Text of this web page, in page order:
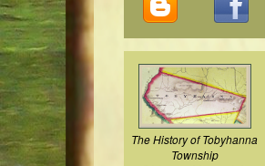
The History of Tobyhanna
Township